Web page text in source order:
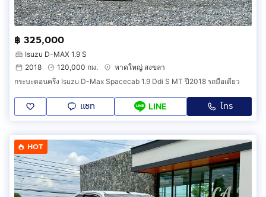
฿ 325,000
Isuzu D-MAX 1.9 S
2018
120,000 กม.
หาดใหญ่ สงขลา
กระบะตอนครึ่ง Isuzu D-Max Spacecab 1.9 Ddi S MT ปี2018 รถมือเดียว
แชท LINE โทร
HOT